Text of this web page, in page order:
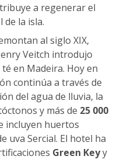
a regenerar el
la isla.
al siglo XIX,
Veitch introdujo
en Madeira. Hoy en
continúa a través de
del agua de lluvia, la
y más de 25 000
incluyen huertos
uva Sercial. El hotel ha
Green Keyy